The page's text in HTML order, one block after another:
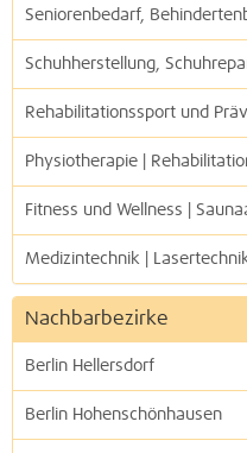
Seniorenbedarf,
Schuhherstellung,
Rehabilitationssport und
Physiotherapie |
Fitness und Wellness |
Medizintechnik |
Nachbarbezirke
Berlin Hellersdorf
Berlin Hohenschönhausen